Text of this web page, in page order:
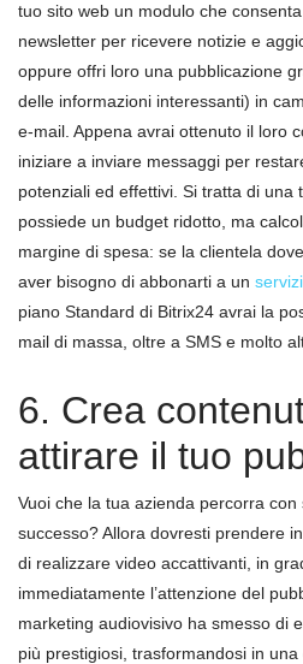
tuo sito web un modulo che
newsletter per ricevere notizie e
oppure offri loro una pubblicazione
delle informazioni interessanti) in
e-mail. Appena avrai ottenuto il loro
iniziare a inviare messaggi per
potenziali ed effettivi. Si tratta di una
possiede un budget ridotto, ma
margine di spesa: se la clientela
aver bisogno di abbonarti a un
piano Standard di Bitrix24 avrai la
mail di massa, oltre a SMS e molto
6. Crea
attirare il tuo
Vuoi che la tua azienda percorra
successo? Allora dovresti prendere
di realizzare video accattivanti, in
immediatamente l’attenzione del
marketing audiovisivo ha smesso di
più prestigiosi, trasformandosi in